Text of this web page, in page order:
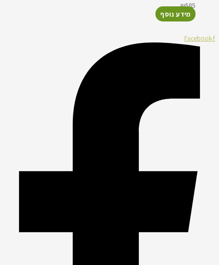
₪585
מידע נוסף
Facebook-f